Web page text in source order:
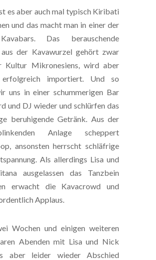
es aber auch mal typisch Kiribati
und das macht man in einer der
Das berauschende
der Kavawurzel gehört zwar
Kultur Mikronesiens, wird aber
erfolgreich importiert. Und so
uns in einer schummerigen Bar
und DJ wieder und schlürfen das
beruhigende Getränk. Aus der
Anlage scheppert
ansonsten herrscht schläfrige
Als allerdings Lisa und
ausgelassen das Tanzbein
erwacht die Kavacrowd und
Applaus.
Wochen und einigen weiteren
Abenden mit Lisa und Nick
aber leider wieder Abschied